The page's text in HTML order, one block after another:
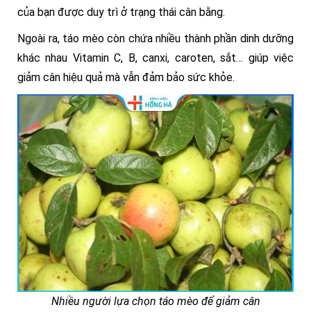
của bạn được duy trì ở trạng thái cân bằng.
Ngoài ra, táo mèo còn chứa nhiều thành phần dinh dưỡng
khác nhau Vitamin C, B, canxi, caroten, sắt… giúp việc
giảm cân hiệu quả mà vẫn đảm bảo sức khỏe.
Nhiều người lựa chọn táo mèo để giảm cân